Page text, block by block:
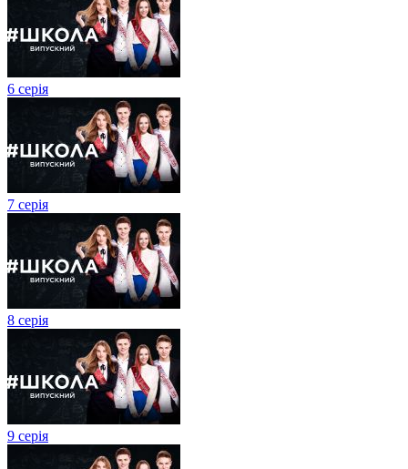
6 серія
7 серія
8 серія
9 серія